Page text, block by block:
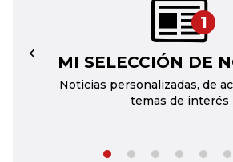
1
MI SELECCIÓN DE
Noticias personalizadas, de
temas de interés
←